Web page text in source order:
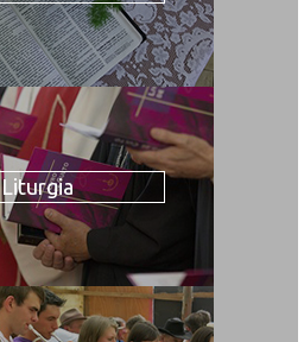
Liturgia